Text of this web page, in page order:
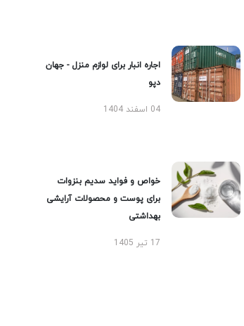
اجاره انبار برای لوازم منزل - جهان
دپو
04 اسفند 1404
خواص و فواید سدیم بنزوات
برای پوست و محصولات آرایشی
بهداشتی
17 تیر 1405